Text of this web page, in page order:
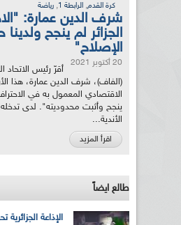
كرة القدم, الرابطة 1 , رياضة
شرف الدين عمارة:
الجزائر لم ينجح ولدينا
الإصلاح"
20 أكتوبر 2021
أقرّ رئيس الاتحاد
(الفاف)، شرف الدين عمارة، هذا
الاقتصادي المعمول به في
ينجح وأثبت محدوديته". لدى
الأندية...
اقرأ المزيد
طالع ايضاً